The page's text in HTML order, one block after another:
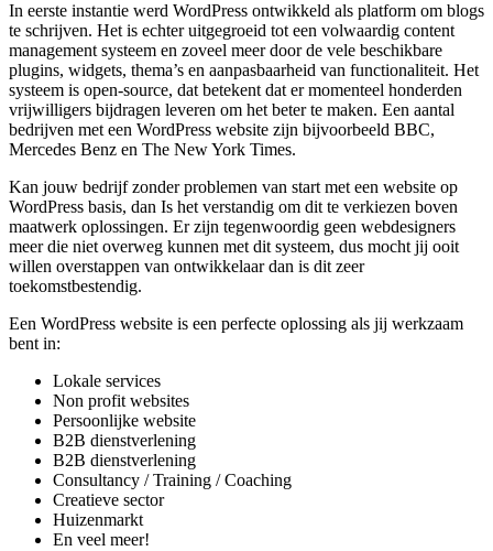
In eerste instantie werd WordPress ontwikkeld als platform om blogs
te schrijven. Het is echter uitgegroeid tot een volwaardig content
management systeem en zoveel meer door de vele beschikbare
plugins, widgets, thema’s en aanpasbaarheid van functionaliteit. Het
systeem is open-source, dat betekent dat er momenteel honderden
vrijwilligers bijdragen leveren om het beter te maken. Een aantal
bedrijven met een WordPress website zijn bijvoorbeeld BBC,
Mercedes Benz en The New York Times.
Kan jouw bedrijf zonder problemen van start met een website op
WordPress basis, dan Is het verstandig om dit te verkiezen boven
maatwerk oplossingen. Er zijn tegenwoordig geen webdesigners
meer die niet overweg kunnen met dit systeem, dus mocht jij ooit
willen overstappen van ontwikkelaar dan is dit zeer
toekomstbestendig.
Een WordPress website is een perfecte oplossing als jij werkzaam
bent in:
Lokale services
Non profit websites
Persoonlijke website
B2B dienstverlening
B2B dienstverlening
Consultancy / Training / Coaching
Creatieve sector
Huizenmarkt
En veel meer!